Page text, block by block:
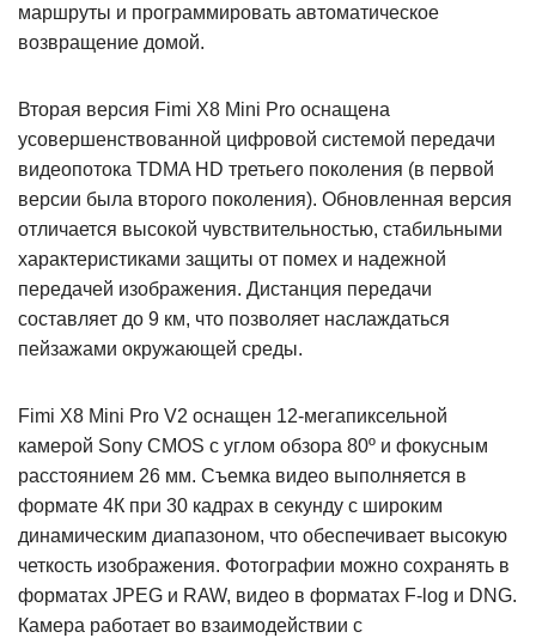
маршруты и программировать автоматическое
возвращение домой.
Вторая версия Fimi X8 Mini Pro оснащена
усовершенствованной цифровой системой передачи
видеопотока TDMA HD третьего поколения (в первой
версии была второго поколения). Обновленная версия
отличается высокой чувствительностью, стабильными
характеристиками защиты от помех и надежной
передачей изображения. Дистанция передачи
составляет до 9 км, что позволяет наслаждаться
пейзажами окружающей среды.
Fimi X8 Mini Pro V2 оснащен 12-мегапиксельной
камерой Sony CMOS с углом обзора 80º и фокусным
расстоянием 26 мм. Съемка видео выполняется в
формате 4К при 30 кадрах в секунду с широким
динамическим диапазоном, что обеспечивает высокую
четкость изображения. Фотографии можно сохранять в
форматах JPEG и RAW, видео в форматах F-log и DNG.
Камера работает во взаимодействии с